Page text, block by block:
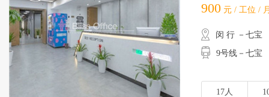
900 元 / 工位 /
闵 行 －七宝
9号线－七宝
17人